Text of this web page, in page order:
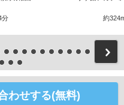
分 約
わせする(無料)